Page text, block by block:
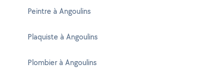
Peintre à Angoulins
Plaquiste à Angoulins
Plombier à Angoulins